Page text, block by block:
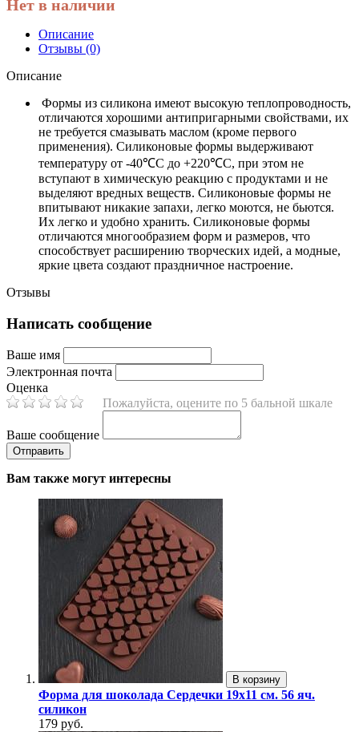
Нет в наличии
Описание
Отзывы (0)
Описание
Формы из силикона имеют высокую теплопроводность,
отличаются хорошими антипригарными свойствами, их
не требуется смазывать маслом (кроме первого
применения). Силиконовые формы выдерживают
температуру от -40℃С до +220℃С, при этом не
вступают в химическую реакцию с продуктами и не
выделяют вредных веществ. Силиконовые формы не
впитывают никакие запахи, легко моются, не бьются.
Их легко и удобно хранить. Силиконовые формы
отличаются многообразием форм и размеров, что
способствует расширению творческих идей, а модные,
яркие цвета создают праздничное настроение.
Отзывы
Написать сообщение
Ваше имя
Электронная почта
Оценка
Пожалуйста, оцените по 5 бальной шкале
Ваше сообщение
Вам также могут интересны
В корзину
Форма для шоколада Сердечки 19х11 см. 56 яч.
силикон
179 руб.